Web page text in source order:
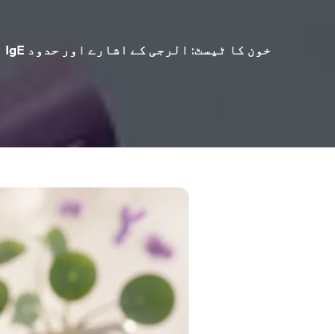
ایکزیما کے لیے IgE خون کا ٹیسٹ: الرجی کے اشارے اور حدود